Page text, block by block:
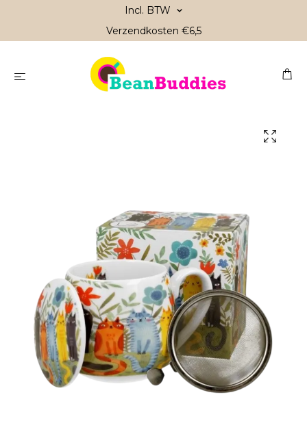
Incl. BTW
Verzendkosten €6,5